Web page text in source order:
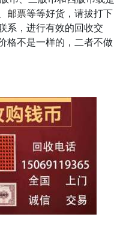
邮票等等好货，请拔打下
系，进行有效的回收交
格不是一样的，二者不做